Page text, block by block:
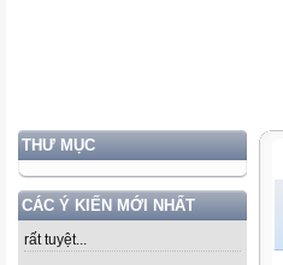
THƯ MỤC
CÁC Ý KIẾN MỚI NHẤT
rất tuyệt...